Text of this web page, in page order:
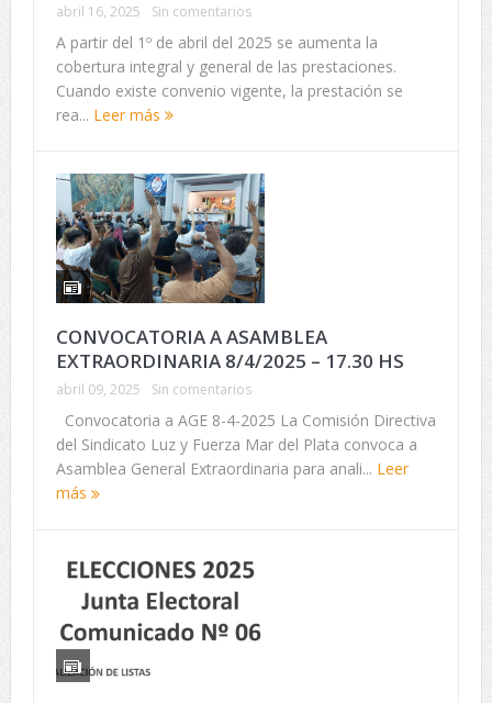
abril 16, 2025 Sin comentarios
A partir del 1º de abril del 2025 se aumenta la
cobertura integral y general de las prestaciones.
Cuando existe convenio vigente, la prestación se
rea... Leer más
CONVOCATORIA A ASAMBLEA
EXTRAORDINARIA 8/4/2025 – 17.30 HS
abril 09, 2025 Sin comentarios
Convocatoria a AGE 8-4-2025 La Comisión Directiva
del Sindicato Luz y Fuerza Mar del Plata convoca a
Asamblea General Extraordinaria para anali... Leer
más